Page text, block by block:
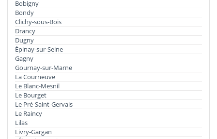
Bobigny
Bondy
Clichy-sous-Bois
Drancy
Dugny
Épinay-sur-Seine
Gagny
Gournay-sur-Marne
La Courneuve
Le Blanc-Mesnil
Le Bourget
Le Pré-Saint-Gervais
Le Raincy
Lilas
Livry-Gargan